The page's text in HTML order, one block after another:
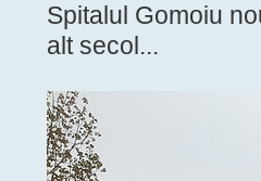
Spitalul Gomoiu
alt secol...